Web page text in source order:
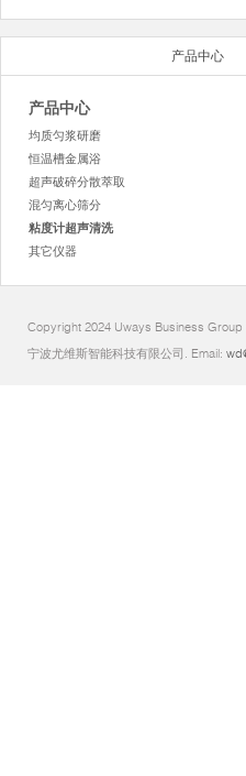
产品中心
产品中心
均质匀浆研磨
恒温槽金属浴
超声破碎分散萃取
混匀离心筛分
粘度计超声清洗
其它仪器
Copyright 2024 Uways Business Group
宁波尤维斯智能科技有限公司. Email: